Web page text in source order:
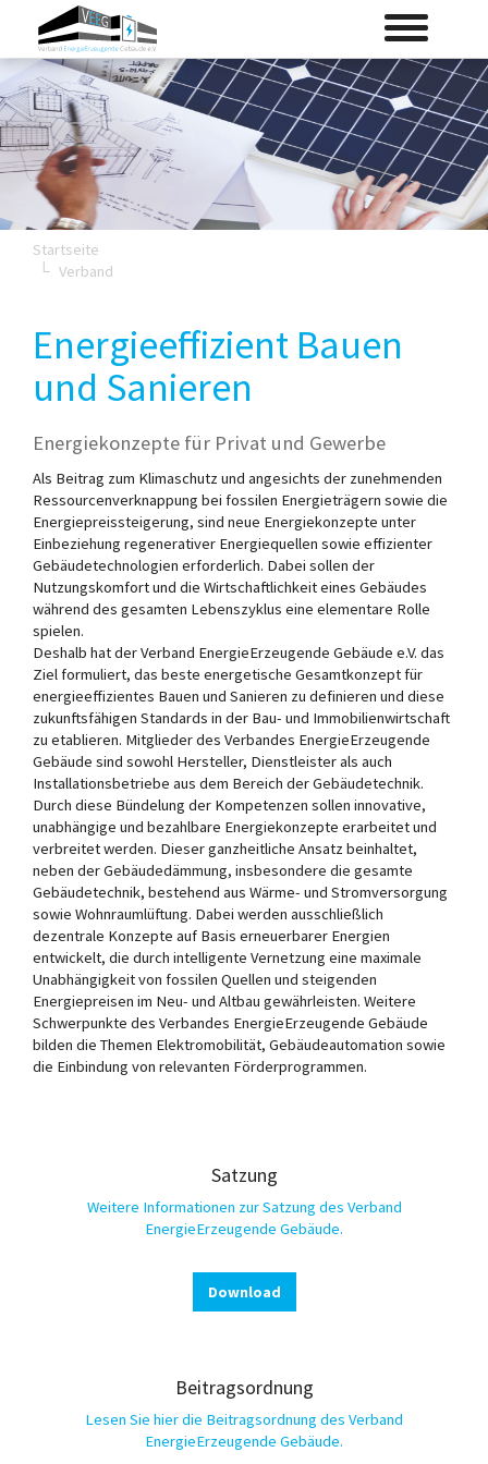
main
content
Toggle
navigation
Startseite
Verband
Energieeffizient Bauen
und Sanieren
Energiekonzepte für Privat und Gewerbe
Als Beitrag zum Klimaschutz und angesichts der zunehmenden
Ressourcenverknappung bei fossilen Energieträgern sowie die
Energiepreissteigerung, sind neue Energiekonzepte unter
Einbeziehung regenerativer Energiequellen sowie effizienter
Gebäudetechnologien erforderlich. Dabei sollen der
Nutzungskomfort und die Wirtschaftlichkeit eines Gebäudes
während des gesamten Lebenszyklus eine elementare Rolle
spielen.
Deshalb hat der Verband EnergieErzeugende Gebäude e.V. das
Ziel formuliert, das beste energetische Gesamtkonzept für
energieeffizientes Bauen und Sanieren zu definieren und diese
zukunftsfähigen Standards in der Bau- und Immobilienwirtschaft
zu etablieren. Mitglieder des Verbandes EnergieErzeugende
Gebäude sind sowohl Hersteller, Dienstleister als auch
Installationsbetriebe aus dem Bereich der Gebäudetechnik.
Durch diese Bündelung der Kompetenzen sollen innovative,
unabhängige und bezahlbare Energiekonzepte erarbeitet und
verbreitet werden. Dieser ganzheitliche Ansatz beinhaltet,
neben der Gebäudedämmung, insbesondere die gesamte
Gebäudetechnik, bestehend aus Wärme- und Stromversorgung
sowie Wohnraumlüftung. Dabei werden ausschließlich
dezentrale Konzepte auf Basis erneuerbarer Energien
entwickelt, die durch intelligente Vernetzung eine maximale
Unabhängigkeit von fossilen Quellen und steigenden
Energiepreisen im Neu- und Altbau gewährleisten. Weitere
Schwerpunkte des Verbandes EnergieErzeugende Gebäude
bilden die Themen Elektromobilität, Gebäudeautomation sowie
die Einbindung von relevanten Förderprogrammen.
Satzung
Weitere Informationen zur Satzung des Verband
EnergieErzeugende Gebäude.
Download
Beitragsordnung
Lesen Sie hier die Beitragsordnung des Verband
EnergieErzeugende Gebäude.